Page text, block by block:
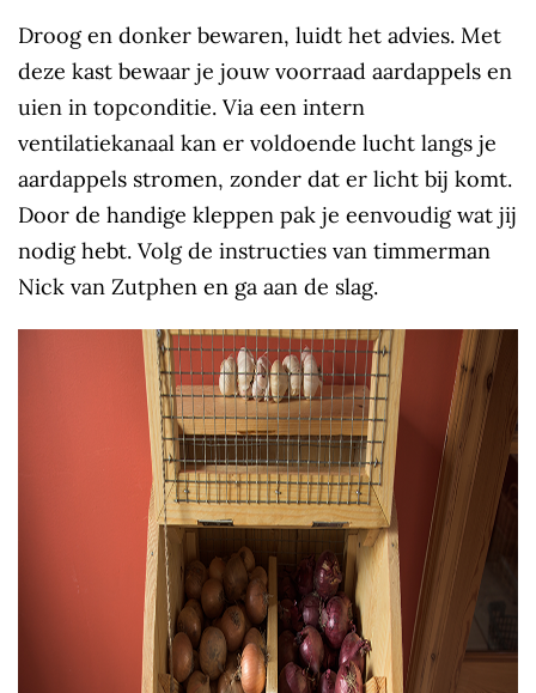
Droog en donker bewaren, luidt het advies. Met
deze kast bewaar je jouw voorraad aardappels en
uien in topconditie. Via een intern
ventilatiekanaal kan er voldoende lucht langs je
aardappels stromen, zonder dat er licht bij komt.
Door de handige kleppen pak je eenvoudig wat jij
nodig hebt. Volg de instructies van timmerman
Nick van Zutphen en ga aan de slag.